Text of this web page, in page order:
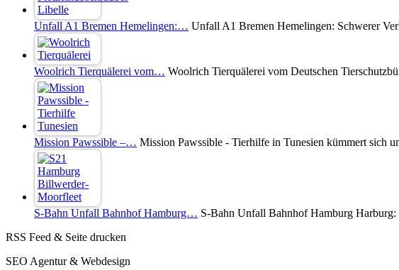
Unfall A1 Bremen Hemelingen:… Unfall A1 Bremen Hemelingen: Schwerer
Woolrich Tierquälerei vom… Woolrich Tierquälerei vom Deutschen
Mission Pawssible –… Mission Pawssible - Tierhilfe in Tunesien kümmert sich
S-Bahn Unfall Bahnhof Hamburg… S-Bahn Unfall Bahnhof Hamburg
RSS Feed & Seite drucken
SEO Agentur & Webdesign